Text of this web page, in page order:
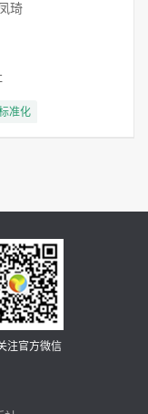
琦
准化
注官方微信